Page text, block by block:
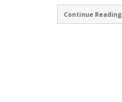
Continue Reading